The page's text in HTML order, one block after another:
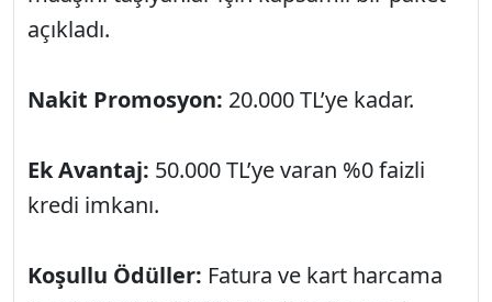
açıkladı.
Nakit Promosyon: 20.000 TL’ye kadar.
Ek Avantaj: 50.000 TL’ye varan %0 faizli
kredi imkanı.
Koşullu Ödüller: Fatura ve kart harcama